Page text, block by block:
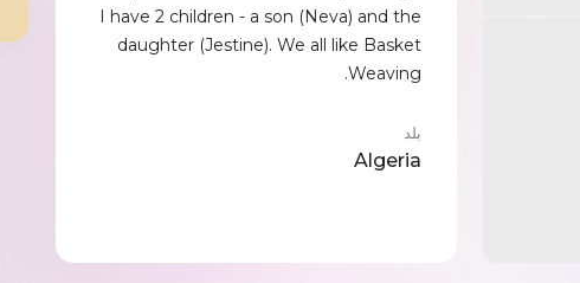
I have 2 children - a son (Neva) and the
daughter (Jestine). We all like Basket
Weaving.
بلد
Algeria